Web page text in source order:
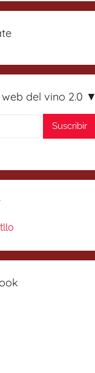
del vino 2.0 ▼